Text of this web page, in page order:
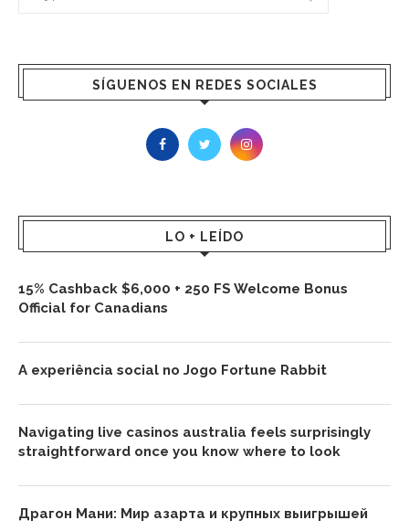
SÍGUENOS EN REDES SOCIALES
LO + LEÍDO
15% Cashback $6,000 + 250 FS Welcome Bonus
Official for Canadians
A experiência social no Jogo Fortune Rabbit
Navigating live casinos australia feels surprisingly
straightforward once you know where to look
Драгон Мани: Мир азарта и крупных выигрышей